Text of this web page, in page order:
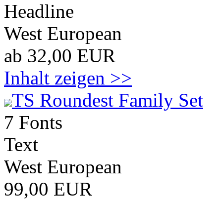
Headline
West European
ab 32,00 EUR
Inhalt zeigen >>
TS Roundest Family Set
7 Fonts
Text
West European
99,00 EUR